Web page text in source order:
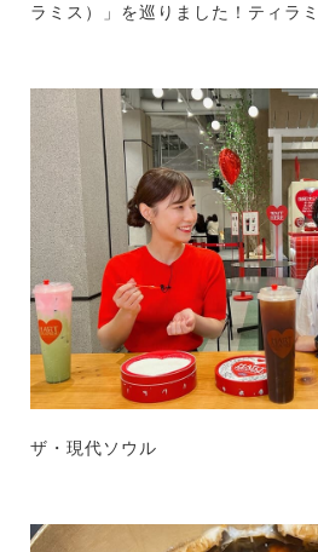
ラミス）」を巡りました！ティラ
ザ・現代ソウル